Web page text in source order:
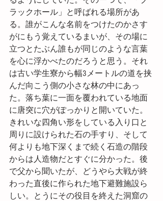
ラックホール」と呼ばれる場所があ
る。誰がこんな名前をつけたのかさす
がにもう覚えているまいが、その場に
立つとたぶん誰もが同じのような言葉
を心に浮かべたのだろうと思う。それ
は古い学生寮から幅3メートルの道を挟
んだ向こう側の小さな林の中にあっ
た。落ち葉に一面を覆われている地面
に唐突に穴がぽっかりと開いていた。
きれいな四角い形をしている入り口と
周りに設けられた石の手すり、そして
何よりも地下深くまで続く石造の階段
からは人造物だとすぐに分かった。後
で父から聞いたが、どうやら大戦が終
わった直後に作られた地下避難施設ら
しい。とうにその役目を終えた洞窟の